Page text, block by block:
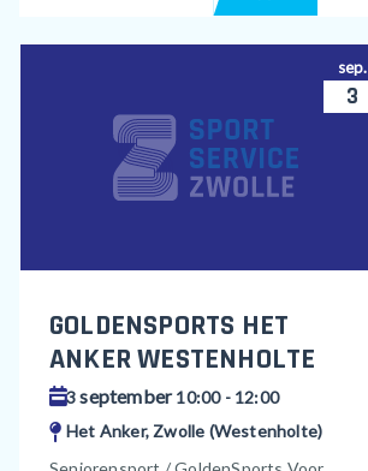
sep.
3
GOLDENSPORTS HET
ANKER WESTENHOLTE
3september10:00 - 12:00
Het Anker, Zwolle (Westenholte)